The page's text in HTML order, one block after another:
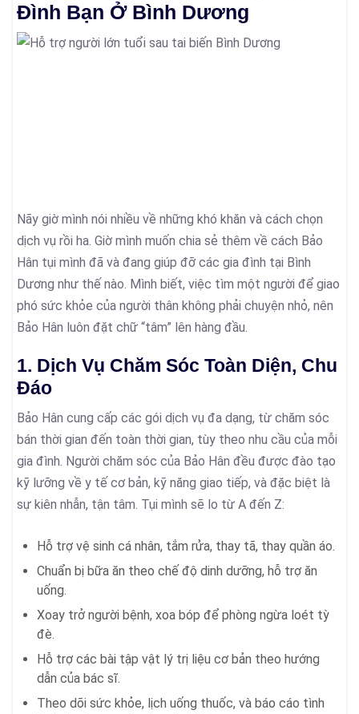
Đình Bạn Ở Bình Dương
Nãy giờ mình nói nhiều về những khó khăn và cách chọn
dịch vụ rồi ha. Giờ mình muốn chia sẻ thêm về cách Bảo
Hân tụi mình đã và đang giúp đỡ các gia đình tại Bình
Dương như thế nào. Mình biết, việc tìm một người để giao
phó sức khỏe của người thân không phải chuyện nhỏ, nên
Bảo Hân luôn đặt chữ “tâm” lên hàng đầu.
1. Dịch Vụ Chăm Sóc Toàn Diện, Chu
Đáo
Bảo Hân cung cấp các gói dịch vụ đa dạng, từ chăm sóc
bán thời gian đến toàn thời gian, tùy theo nhu cầu của mỗi
gia đình. Người chăm sóc của Bảo Hân đều được đào tạo
kỹ lưỡng về y tế cơ bản, kỹ năng giao tiếp, và đặc biệt là
sự kiên nhẫn, tận tâm. Tụi mình sẽ lo từ A đến Z:
Hỗ trợ vệ sinh cá nhân, tắm rửa, thay tã, thay quần áo.
Chuẩn bị bữa ăn theo chế độ dinh dưỡng, hỗ trợ ăn
uống.
Xoay trở người bệnh, xoa bóp để phòng ngừa loét tỳ
đè.
Hỗ trợ các bài tập vật lý trị liệu cơ bản theo hướng
dẫn của bác sĩ.
Theo dõi sức khỏe, lịch uống thuốc, và báo cáo tình